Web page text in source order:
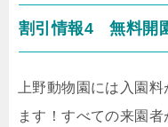
割引情報4 無料開
上野動物園には 入園料
ます！すべての来園